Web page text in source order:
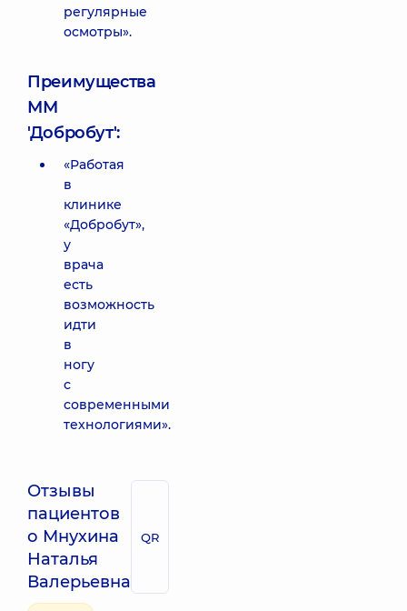
регулярные
осмотры».
Преимущества
ММ
'Добробут':
«Работая
в
клинике
«Добробут»,
у
врача
есть
возможность
идти
в
ногу
с
современными
технологиями».
Отзывы
пациентов
о Мнухина
Наталья
Валерьевна
QR